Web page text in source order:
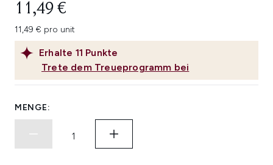
Erhalte 11 Punkte
Trete dem Treueprogramm bei
11,49 €
11,49 € pro unit
MENGE: